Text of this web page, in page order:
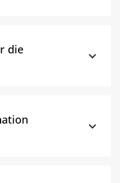
die